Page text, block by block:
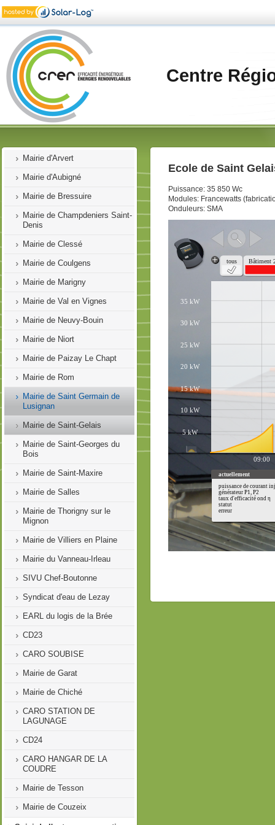
Centre
Bienvenue
Installations Photovoltaïques
Demosol
CARA
CD17
Mairie d'Arvert
Mairie d'Aubigné
Mairie de Bressuire
Mairie de Champdeniers Saint-
Denis
Mairie de Clessé
Mairie de Coulgens
Mairie de Marigny
Mairie de Val en Vignes
Mairie de Neuvy-Bouin
Mairie de Niort
Mairie de Paizay Le Chapt
Mairie de Rom
Mairie de Saint Germain de
Lusignan
Mairie de Saint-Gelais
Mairie de Saint-Georges du
Bois
Mairie de Saint-Maxire
Mairie de Salles
Mairie de Thorigny sur le
Mignon
Mairie de Villiers en Plaine
Mairie du Vanneau-Irleau
SIVU Chef-Boutonne
Syndicat d'eau de Lezay
EARL du logis de la Brée
CD23
CARO SOUBISE
Mairie de Garat
Mairie de Chiché
CARO STATION DE
LAGUNAGE
CD24
CARO HANGAR DE LA
COUDRE
Mairie de Tesson
Mairie de Couzeix
Ecole de Saint
Puissance: 35 850 Wc
Modules: Francewatts
Onduleurs: SMA